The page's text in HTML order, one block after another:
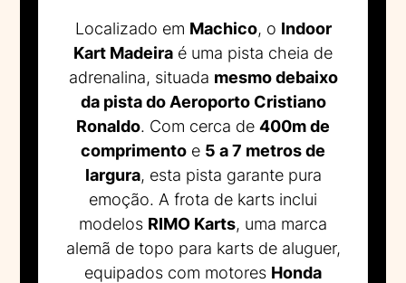
Localizado em Machico, o Indoor
Kart Madeira é uma pista cheia de
adrenalina, situada mesmo debaixo
da pista do Aeroporto Cristiano
Ronaldo. Com cerca de 400m de
comprimento e 5 a 7 metros de
largura, esta pista garante pura
emoção. A frota de karts inclui
modelos RIMO Karts, uma marca
alemã de topo para karts de aluguer,
equipados com motores Honda